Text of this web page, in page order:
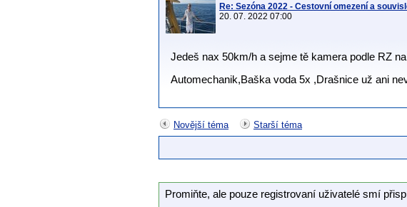
Re: Sezóna 2022 - Cestovní omezení a
20. 07. 2022 07:00
Jedeš nax 50km/h a sejme tě kamera podle RZ
Automechanik,Baška voda 5x ,Drašnice už ani
Novější téma Starší téma
Promiňte, ale pouze registrovaní uživatelé smí